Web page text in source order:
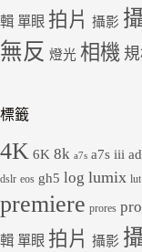
輯 單眼 拍片 攝影
無反 燈光 相機
標籤
4K 6K 8k a7s a7s iii
dslr eos gh5 log lumix lut
premiere prores
輯 單眼 拍片 攝影